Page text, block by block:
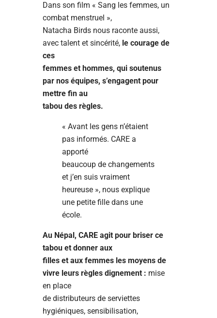
Dans son film « Sang les femmes, un
combat menstruel »,
Natacha Birds nous raconte aussi,
avec talent et sincérité, le courage de
ces
femmes et hommes, qui soutenus
par nos équipes, s’engagent pour
mettre fin au
tabou des règles.
« Avant les gens n’étaient
pas informés. CARE a
apporté
beaucoup de changements
et j’en suis vraiment
heureuse », nous explique
une petite fille dans une
école.
Au Népal, CARE agit pour briser ce
tabou et donner aux
filles et aux femmes les moyens de
vivre leurs règles dignement : mise
en place
de distributeurs de serviettes
hygiéniques, sensibilisation,